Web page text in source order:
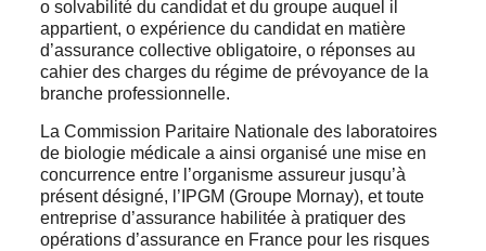
o solvabilité du candidat et du groupe auquel il
appartient, o expérience du candidat en matière
d’assurance collective obligatoire, o réponses au
cahier des charges du régime de prévoyance de la
branche professionnelle.
La Commission Paritaire Nationale des laboratoires
de biologie médicale a ainsi organisé une mise en
concurrence entre l’organisme assureur jusqu’à
présent désigné, l’IPGM (Groupe Mornay), et toute
entreprise d’assurance habilitée à pratiquer des
opérations d’assurance en France pour les risques